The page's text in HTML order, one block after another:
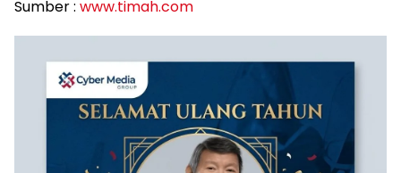
Sumber : www.timah.com